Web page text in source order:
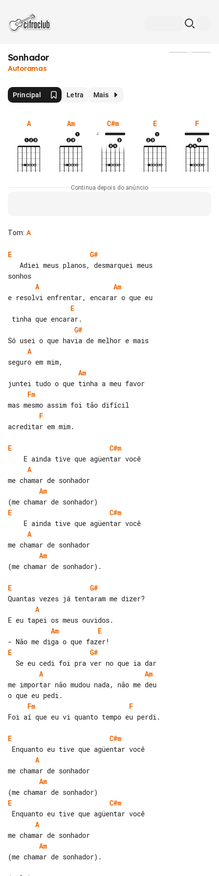
Sonhador
Autoramas
Principal Letra Mais
A Am C#m
4
E F
Continua depois do anúncio
Tom: A
E
G#
A
Am
E
G#
A
Am
Fm
F
acreditar em mim.
E
C#m
A
Am
E
C#m
A
Am
(me chamar de sonhador).
E
G#
A
Am
E
E
G#
A
Am
me importar não mudou nada, não me deu
Fm
F
Foi aí que eu vi quanto tempo eu perdi.
E
C#m
A
Am
E
C#m
A
Am
(me chamar de sonhador).